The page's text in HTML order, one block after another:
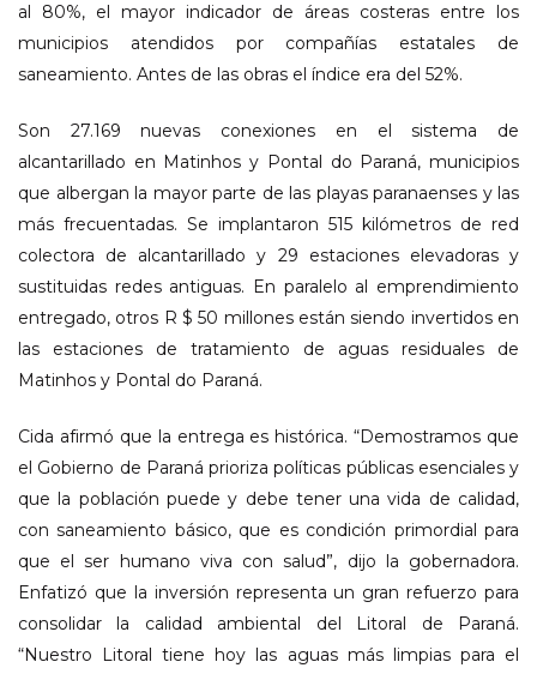
al 80%, el mayor indicador de áreas costeras entre los
municipios atendidos por compañías estatales de
saneamiento. Antes de las obras el índice era del 52%.
Son 27.169 nuevas conexiones en el sistema de
alcantarillado en Matinhos y Pontal do Paraná, municipios
que albergan la mayor parte de las playas paranaenses y las
más frecuentadas. Se implantaron 515 kilómetros de red
colectora de alcantarillado y 29 estaciones elevadoras y
sustituidas redes antiguas. En paralelo al emprendimiento
entregado, otros R $ 50 millones están siendo invertidos en
las estaciones de tratamiento de aguas residuales de
Matinhos y Pontal do Paraná.
Cida afirmó que la entrega es histórica. “Demostramos que
el Gobierno de Paraná prioriza políticas públicas esenciales y
que la población puede y debe tener una vida de calidad,
con saneamiento básico, que es condición primordial para
que el ser humano viva con salud”, dijo la gobernadora.
Enfatizó que la inversión representa un gran refuerzo para
consolidar la calidad ambiental del Litoral de Paraná.
“Nuestro Litoral tiene hoy las aguas más limpias para el